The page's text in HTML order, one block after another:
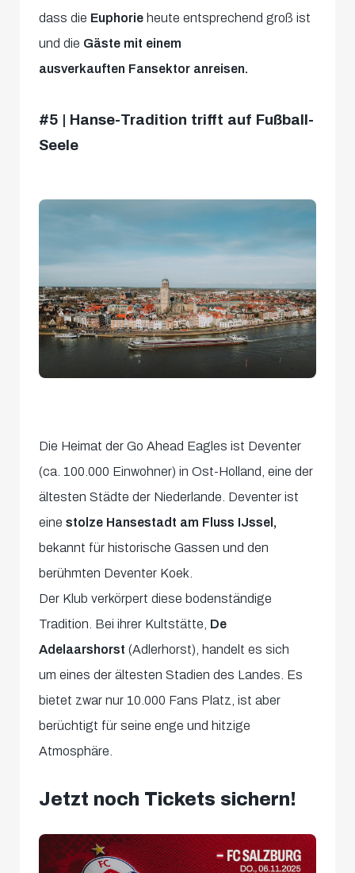
dass die Euphorie heute entsprechend groß ist
und die Gäste mit einem
ausverkauften Fansektor anreisen.
#5 | Hanse-Tradition trifft auf Fußball-
Seele
Die Heimat der Go Ahead Eagles ist Deventer
(ca. 100.000 Einwohner) in Ost-Holland, eine der
ältesten Städte der Niederlande. Deventer ist
einestolze Hansestadt am Fluss IJssel,
bekannt für historische Gassen und den
berühmten Deventer Koek.
Der Klub verkörpert diese bodenständige
Tradition. Bei ihrer Kultstätte, De
Adelaarshorst (Adlerhorst), handelt es sich
um eines der ältesten Stadien des Landes. Es
bietet zwar nur 10.000 Fans Platz, ist aber
berüchtigt für seine enge und hitzige
Atmosphäre.
Jetzt noch Tickets sichern!